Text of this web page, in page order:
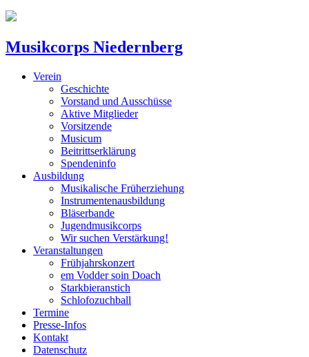
Musikcorps Niedernberg
Verein
Geschichte
Vorstand und Ausschüsse
Aktive Mitglieder
Vorsitzende
Musicum
Beitrittserklärung
Spendeninfo
Ausbildung
Musikalische Früherziehung
Instrumentenausbildung
Bläserbande
Jugendmusikcorps
Wir suchen Verstärkung!
Veranstaltungen
Frühjahrskonzert
em Vodder soin Doach
Starkbieranstich
Schlofozuchball
Termine
Presse-Infos
Kontakt
Datenschutz